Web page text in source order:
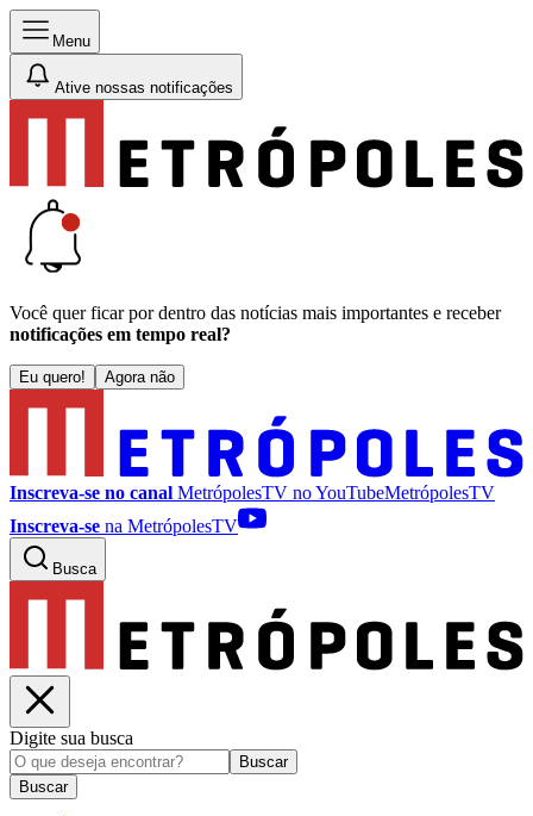
Menu
Ative nossas notificações
Você quer ficar por dentro das notícias mais importantes e receber
notificações em tempo real?
Eu quero! Agora não
Inscreva-se no canal MetrópolesTV noYouTubeMetrópolesTV
Inscreva-se na MetrópolesTV
Busca
Digite sua busca
Buscar
Buscar